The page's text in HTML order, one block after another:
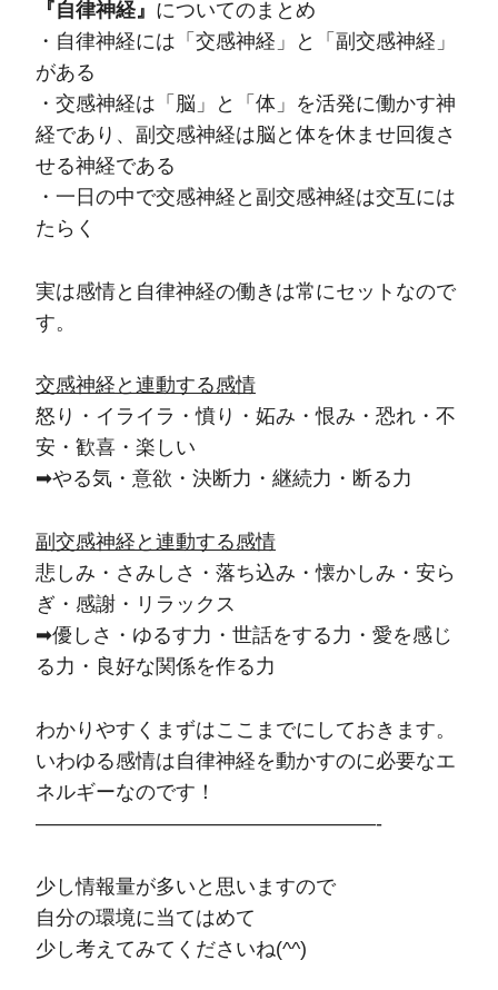
『自律神経』 についてのまとめ
・自律神経には「交感神経」と「副交感神経」
がある
・交感神経は「脳」と「体」を活発に働かす神
経であり、副交感神経は脳と体を休ませ回復さ
せる神経である
・一日の中で交感神経と副交感神経は交互には
たらく
実は感情と自律神経の働きは常にセットなので
す。
交感神経と連動する感情
怒り・イライラ・憤り・妬み・恨み・恐れ・不
安・歓喜・楽しい
➡やる気・意欲・決断力・継続力・断る力
副交感神経と連動する感情
悲しみ・さみしさ・落ち込み・懐かしみ・安ら
ぎ・感謝・リラックス
➡優しさ・ゆるす力・世話をする力・愛を感じ
る力・良好な関係を作る力
わかりやすくまずはここまでにしておきます。
いわゆる感情は自律神経を動かすのに必要なエ
ネルギーなのです！
—————————————————-
少し情報量が多いと思いますので
自分の環境に当てはめて
少し考えてみてくださいね(^^)